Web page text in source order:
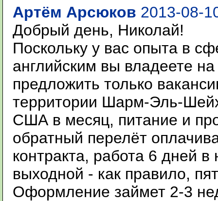
Артём Арсюков 2013-08-
Добрый день, Николай!
Поскольку у вас опыта в
английским вы владеете
предложить только
территории Шарм-Эль-
США в месяц, питание и
обратный перелёт
контракта, работа 6 дней
выходной - как правило,
Оформление займет 2-3